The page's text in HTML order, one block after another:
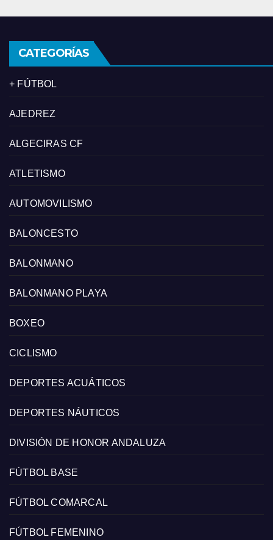
CATEGORÍAS
+ FÚTBOL
AJEDREZ
ALGECIRAS CF
ATLETISMO
AUTOMOVILISMO
BALONCESTO
BALONMANO
BALONMANO PLAYA
BOXEO
CICLISMO
DEPORTES ACUÁTICOS
DEPORTES NÁUTICOS
DIVISIÓN DE HONOR ANDALUZA
FÚTBOL BASE
FÚTBOL COMARCAL
FÚTBOL FEMENINO